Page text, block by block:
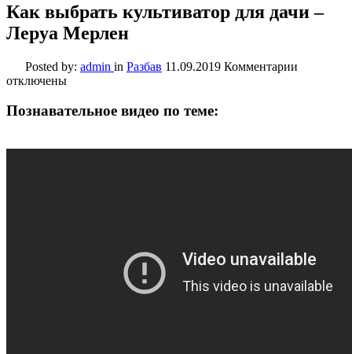
Как выбрать культиватор для дачи –
Леруа Мерлен
Posted by: admin in Разбав 11.09.2019 Комментарии
дачи
отключены
Познавательное видео по теме: